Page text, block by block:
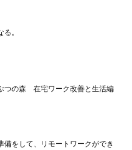
。
つの森 在宅ワーク改善と生活編
備をして、リモートワークができ